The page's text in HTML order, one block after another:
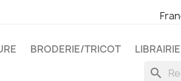
BRODERIE/TRICOT LIBRAIRIE
search